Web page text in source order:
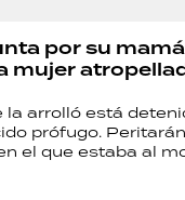
por su
mujer
la arrolló está
prófugo.
el que estaba al